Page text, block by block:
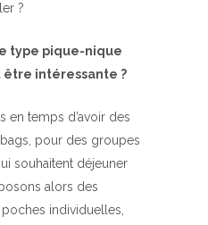
?
type pique-nique
intéressante ?
en temps d’avoir des
pour des groupes
souhaitent déjeuner
alors des
individuelles,